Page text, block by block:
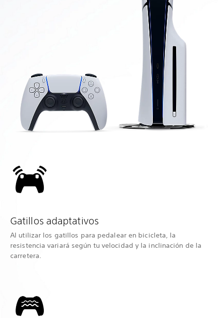
Gatillos adaptativos
Al utilizar los gatillos para pedalear en bicicleta, la
resistencia variará según tu velocidad y la inclinación de la
carretera.